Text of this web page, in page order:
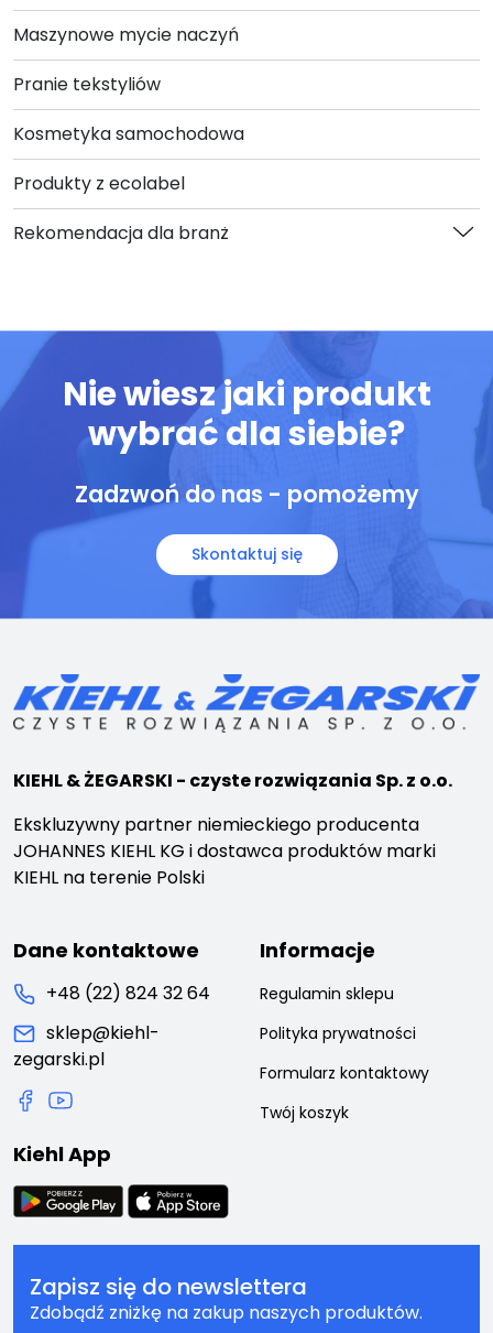
Maszynowe mycie naczyń
Pranie tekstyliów
Kosmetyka samochodowa
Produkty z ecolabel
Rekomendacja dla branż
Nie wiesz jaki produkt
wybrać dla siebie?
Zadzwoń do nas - pomożemy
Skontaktuj się
KIEHL & ŻEGARSKI - czyste rozwiązania Sp. z o.o.
Ekskluzywny partner niemieckiego producenta
JOHANNES KIEHL KG i dostawca produktów marki
KIEHL na terenie Polski
Dane kontaktowe
+48 (22) 824 32 64
sklep@kiehl-
zegarski.pl
Kiehl App
Informacje
Regulamin sklepu
Polityka prywatności
Formularz kontaktowy
Twój koszyk
Zapisz się do newslettera
Zdobądź zniżkę na zakup naszych produktów.